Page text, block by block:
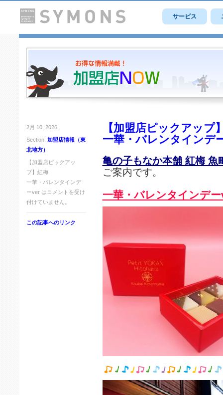
サービス
2月 10, 2026
Section: 加盟店情報（東
北地方）
【加盟店ピックアッ
プ】紅梅
一華・バレンタインデ
ーver は コメントを受け
付けていません。
この記事へのリンク
【加盟店ピックアップ
一華・バレンタインデ
亀の子もなか本舗 紅梅 魚
ご案内です。
一華・バレンタインデ